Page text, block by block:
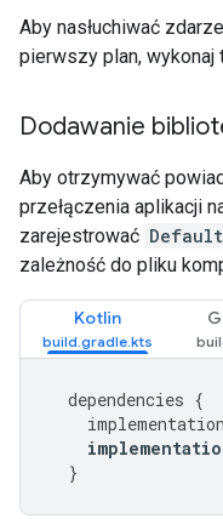
Aby nasłuchiwać
pierwszy plan, wykonaj
Dodawanie
Aby otrzymywać
przełączenia aplikacji
zarejestrować
zależność do pliku
Kotlin
dependencies {
implementation
}